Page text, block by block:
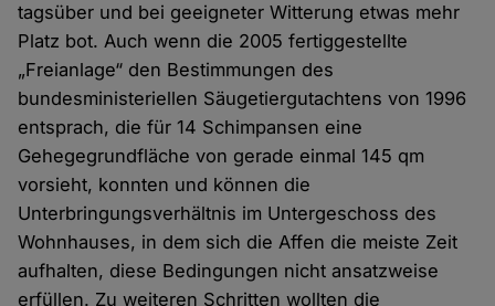
tagsüber und bei geeigneter Witterung etwas mehr
Platz bot. Auch wenn die 2005 fertiggestellte
„Freianlage“ den Bestimmungen des
bundesministeriellen Säugetiergutachtens von 1996
entsprach, die für 14 Schimpansen eine
Gehegegrundfläche von gerade einmal 145 qm
vorsieht, konnten und können die
Unterbringungsverhältnis im Untergeschoss des
Wohnhauses, in dem sich die Affen die meiste Zeit
aufhalten, diese Bedingungen nicht ansatzweise
erfüllen. Zu weiteren Schritten wollten die